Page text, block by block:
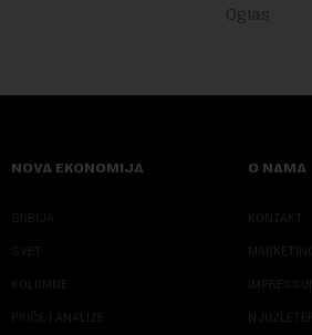
NOVA EKONOMIJA
SRBIJA
SVET
KOLUMNE
PRIČE I ANALIZE
O NAMA
KONTAKT
MARKETING
IMPRESSUM